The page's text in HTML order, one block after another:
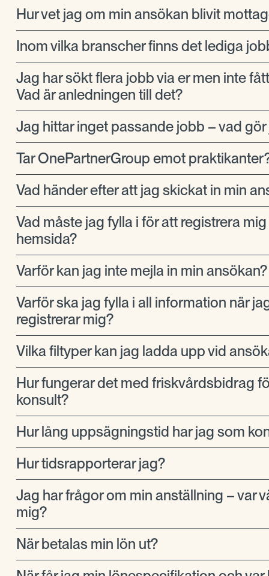
Hur vet jag om min ansökan blivit
Inom vilka branscher finns det lediga
Jag har sökt flera jobb via er men inte
Vad är anledningen till det?
Jag hittar inget passande jobb – vad gör
Tar OnePartnerGroup emot
Vad händer efter att jag skickat in min
Vad måste jag fylla i för att registrera
hemsida?
Varför kan jag inte mejla in min ansökan?
Varför ska jag fylla i all information när
registrerar mig?
Vilka filtyper kan jag ladda upp vid
Hur fungerar det med friskvårdsbidrag
konsult?
Hur lång uppsägningstid har jag som
Hur tidsrapporterar jag?
Jag har frågor om min anställning – var
mig?
När betalas min lön ut?